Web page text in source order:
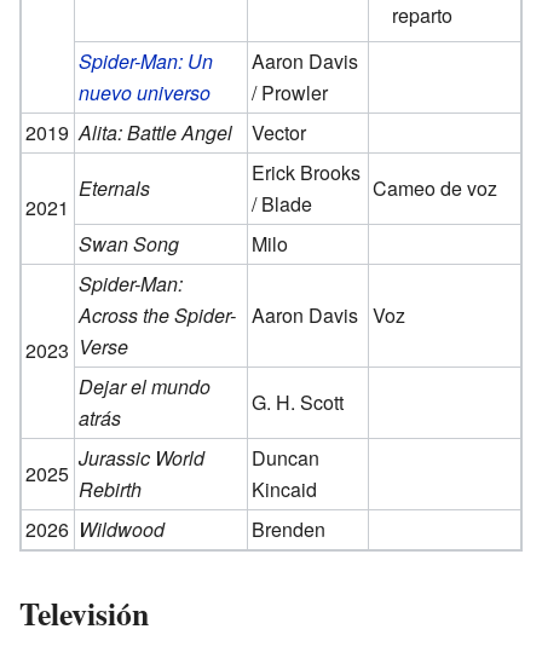
reparto
Spider-Man: Un
nuevo universo
Aaron Davis
/ Prowler
2019 Alita: Battle Angel Vector
2021
Eternals
Erick Brooks
/ Blade
Cameo de voz
Swan Song
Milo
2023
Spider-Man:
Across the Spider-
Verse
Aaron Davis Voz
Dejar el mundo
atrás
G. H. Scott
2025
Jurassic World
Rebirth
Duncan
Kincaid
2026 Wildwood Brenden
Televisión